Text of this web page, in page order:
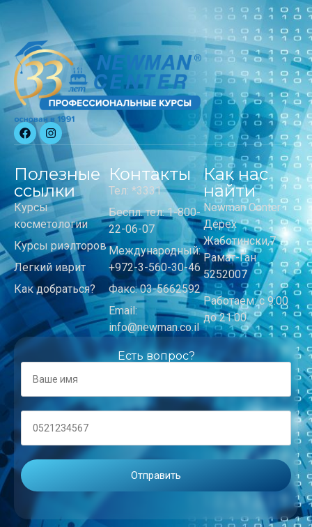
Полезные
ссылки
Курсы
косметологии
Курсы риэлторов
Легкий иврит
Как добраться?
Контакты
Тел: *3331
Беспл. тел: 1-800-
22-06-07
Международный:
+972-3-560-30-46
Факс: 03-5662592
Email:
info@newman.co.il
Как нас
найти
Newman Center
Дерех
Жаботински,7
Рамат-Ган
5252007
Работаем: с 9:00
до 21:00
Есть вопрос?